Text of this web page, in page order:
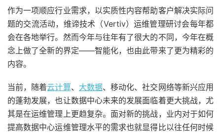
作为一项顺应行业需求，以实质性内容帮助客户解决实际问
题的交流活动，维谛技术（Vertiv）运维管理研讨会每年都
会在各地举行。然而今年与往年有了很大的不同，今年在概
念上做了全新的界定——智能化，也由此带来了更为精彩的
内容。
当前，随着云计算、 大数据、移动化、社交网络等新兴应用
的蓬勃发展，也让数据中心未来的发展面临着更大挑战，尤
其是在运维管理上更趋复杂。面对新的挑战，业内对于如何
提高数据中心运维管理水平的需求也就显得比以往任何时候